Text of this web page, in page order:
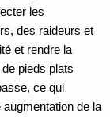
les
des raideurs et
et rendre la
pieds plats
ce qui
de la